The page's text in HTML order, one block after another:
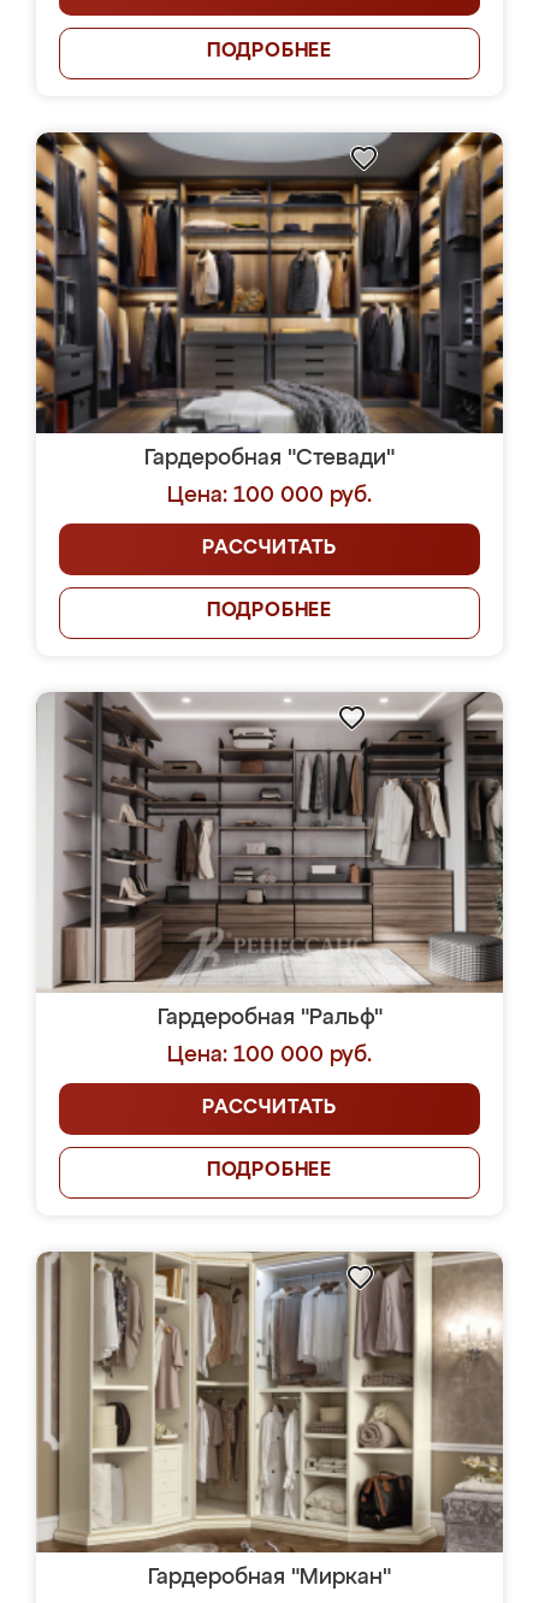
ПОДРОБНЕЕ
Гардеробная "Стевади"
Цена: 100 000 руб.
РАССЧИТАТЬ
ПОДРОБНЕЕ
Гардеробная "Ральф"
Цена: 100 000 руб.
РАССЧИТАТЬ
ПОДРОБНЕЕ
Гардеробная "Миркан"